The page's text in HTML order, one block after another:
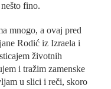
fino.
mnogo, a ovaj pred
Rodić iz Izraela i
životnih
i tražim zamenske
u slici i reči, skoro